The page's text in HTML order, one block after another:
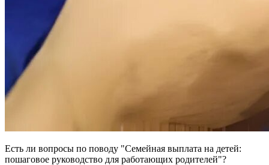
Есть ли вопросы по поводу "Семейная выплата на детей:
пошаговое руководство для работающих родителей"?